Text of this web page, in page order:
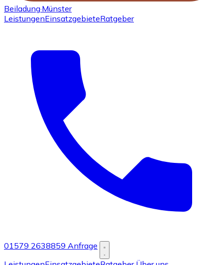
Beiladung·Münster
LeistungenEinsatzgebieteRatgeber
01579 2638859 Anfrage